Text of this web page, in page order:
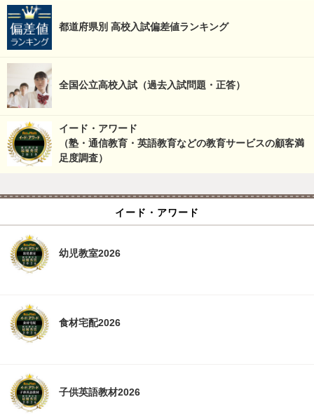
都道府県別 高校入試偏差値ランキング
全国公立高校入試（過去入試問題・正答）
イード・アワード
（塾・通信教育・英語教育などの教育サービスの顧客満
足度調査）
イード・アワード
幼児教室2026
食材宅配2026
子供英語教材2026